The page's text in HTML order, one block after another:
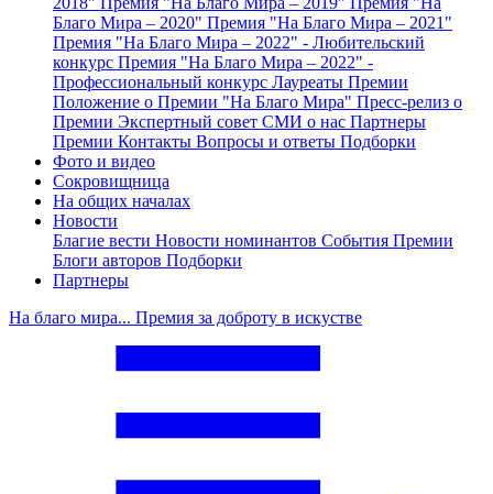
Благо Мира – 2020" Премия "На Благо Мира – 2021"
Премия "На Благо Мира – 2022" - Любительский
конкурс Премия "На Благо Мира – 2022" -
Профессиональный конкурс Лауреаты Премии
Положение о Премии "На Благо Мира" Пресс-релиз о
Премии Экспертный совет СМИ о нас Партнеры
Премии Контакты Вопросы и ответы Подборки
Фото и видео
Сокровищница
На общих началах
Новости
Благие вести Новости номинантов События Премии
Блоги авторов Подборки
Партнеры
На благо мира... Премия за доброту в искустве